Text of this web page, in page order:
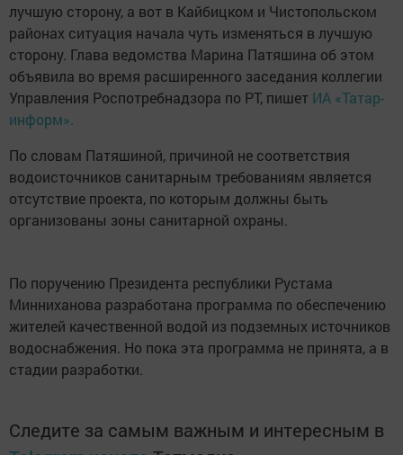
лучшую сторону, а вот в Кайбицком и Чистопольском
районах ситуация начала чуть изменяться в лучшую
сторону. Глава ведомства Марина Патяшина об этом
объявила во время расширенного заседания коллегии
Управления Роспотребнадзора по РТ, пишет ИА «Татар-
информ».
По словам Патяшиной, причиной не соответствия
водоисточников санитарным требованиям является
отсутствие проекта, по которым должны быть
организованы зоны санитарной охраны.
По поручению Президента республики Рустама
Минниханова разработана программа по обеспечению
жителей качественной водой из подземных источников
водоснабжения. Но пока эта программа не принята, а в
стадии разработки.
Следите за самым важным и интересным в